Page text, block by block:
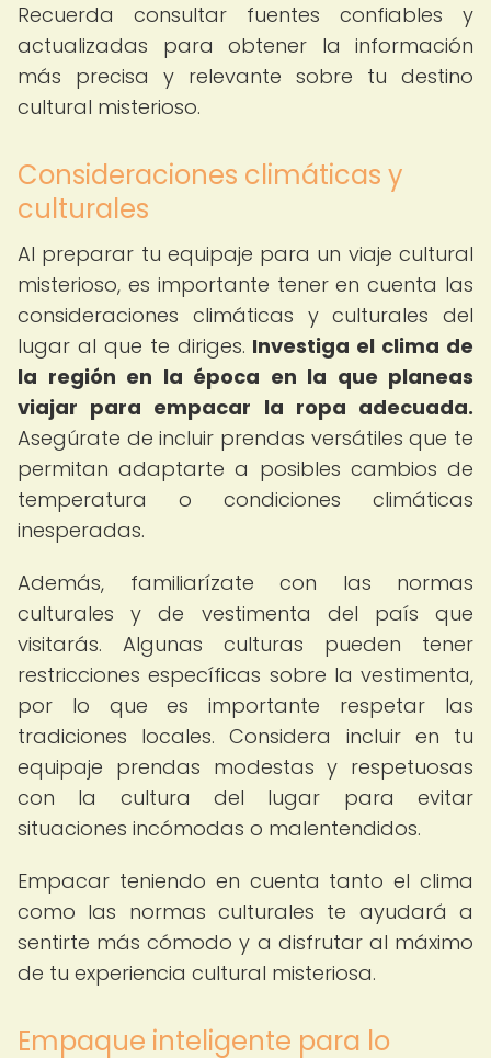
Recuerda consultar fuentes confiables y
actualizadas para obtener la información
más precisa y relevante sobre tu destino
cultural misterioso.
Consideraciones climáticas y
culturales
Al preparar tu equipaje para un viaje cultural
misterioso, es importante tener en cuenta las
consideraciones climáticas y culturales del
lugar al que te diriges. Investiga el clima de
la región en la época en la que planeas
viajar para empacar la ropa adecuada.
Asegúrate de incluir prendas versátiles que te
permitan adaptarte a posibles cambios de
temperatura o condiciones climáticas
inesperadas.
Además, familiarízate con las normas
culturales y de vestimenta del país que
visitarás. Algunas culturas pueden tener
restricciones específicas sobre la vestimenta,
por lo que es importante respetar las
tradiciones locales. Considera incluir en tu
equipaje prendas modestas y respetuosas
con la cultura del lugar para evitar
situaciones incómodas o malentendidos.
Empacar teniendo en cuenta tanto el clima
como las normas culturales te ayudará a
sentirte más cómodo y a disfrutar al máximo
de tu experiencia cultural misteriosa.
Empaque inteligente para lo